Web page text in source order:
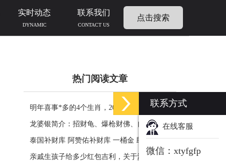
实时动态
DYNAMIC
联系我们
CONTACT US
点击搜索
热门阅读文章
明年喜事*多的4个生肖，2024年什么生肖福运
临门好事连连
龙婆银简介：招财龟、爆枪财佛、自身佛牌的
功效介绍
泰国补财库 阿赞佑补财库 一桶金 助力生意财
运财富
亲戚生孩子给多少红包吉利，关于添丁份子钱
联系方式
在线客服
微信：xtyfgfp